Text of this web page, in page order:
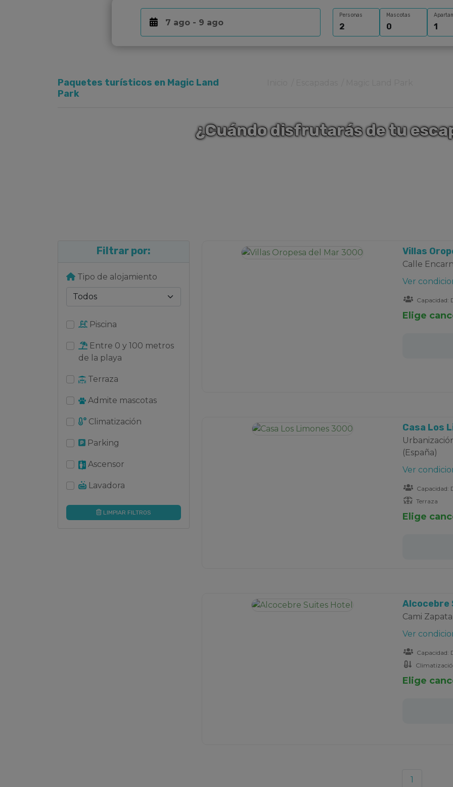
Paquetes turísticos en Magic Land
Park
¿Cuándo disfrutarás de tu
Personas Mascotas
Filtrar por:
Tipo de alojamiento
Piscina
Entre 0 y 100 metros
de la playa
Terraza
Admite mascotas
Climatización
Parking
Ascensor
Lavadora
LIMPIAR FILTROS
Villas
Calle
Ver
Capacidad:
Elige
Casa Los
(España)
Ver
Capacidad:
Terraza
Elige
Alcocebre
Cami
Ver
Capacidad:
Elige
1